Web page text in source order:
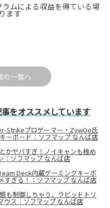
ムによる収益を得ている場
ます
の一覧へ
をオススメしています
Strikeプロゲーマー・ZywOo氏
ーボード：ソフマップ なんば店
かヤバすぎ！ノイキャンも極め
：ソフマップ なんば店
Deck内蔵ゲーミングキーボ
すぎる！：ソフマップ なんば店
も制御しちゃう、ラピッドトリ
ウス：ソフマップ なんば店